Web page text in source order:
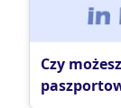
Czy